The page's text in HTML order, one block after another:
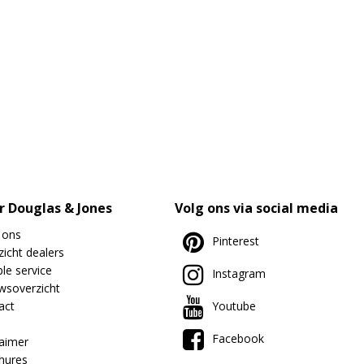
Douglas & Jones
dealers
service
Volg ons via social media
Pinterest
Instagram
Youtube
Facebook